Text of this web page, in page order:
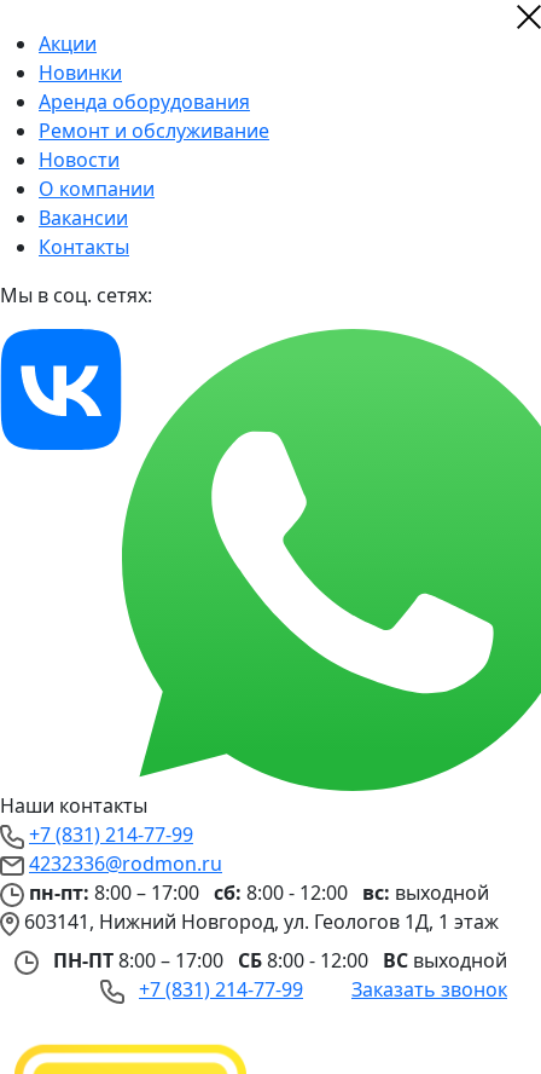
Акции
Новинки
Аренда оборудования
Ремонт и обслуживание
Новости
О компании
Вакансии
Контакты
Мы в соц. сетях:
Наши контакты
+7 (831) 214-77-99
4232336@rodmon.ru
пн-пт: 8:00 – 17:00 сб: 8:00 - 12:00 вс: выходной
603141, Нижний Новгород, ул. Геологов 1Д, 1 этаж
ПН-ПТ8:00 – 17:00 СБ8:00 - 12:00 ВС выходной
+7 (831) 214-77-99
Заказать звонок